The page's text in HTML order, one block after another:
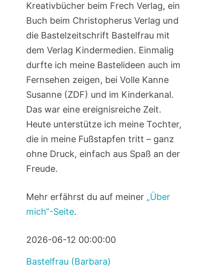
Kreativbücher beim Frech Verlag, ein
Buch beim Christopherus Verlag und
die Bastelzeitschrift Bastelfrau mit
dem Verlag Kindermedien. Einmalig
durfte ich meine Bastelideen auch im
Fernsehen zeigen, bei Volle Kanne
Susanne (ZDF) und im Kinderkanal.
Das war eine ereignisreiche Zeit.
Heute unterstütze ich meine Tochter,
die in meine Fußstapfen tritt – ganz
ohne Druck, einfach aus Spaß an der
Freude.
Mehr erfährst du auf meiner „Über
mich“-Seite.
2026-06-12 00:00:00
Bastelfrau (Barbara)